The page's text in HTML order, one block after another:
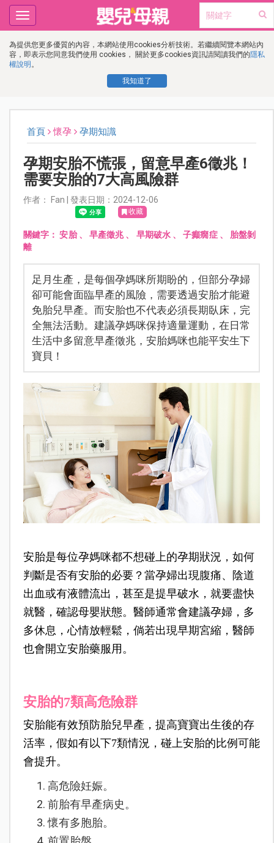
為提供您更多優質的內容，本網站使用cookies分析技術。若繼續閱覽本網站內
容，即表示您同意我們使用 cookies， 關於更多cookies資訊請閱讀我們的隱私
權說明 。
我知道了
Toggle
navigation
首頁 懷孕 孕期知識
孕期安胎不慌張，留意早產6徵兆！
需要安胎的7大高風險群
作者： Fan | 發表日期：2024-12-06
收藏
關鍵字：安胎、 早產徵兆、 早期破水、子癲癇症、 胎盤剝
離
足月生產，是每個孕媽咪所期盼的，但部分孕婦
卻可能會面臨早產的風險，需要透過安胎才能避
免胎兒早產。而安胎也不代表必須長期臥床，完
全無法活動。建議孕媽咪保持適量運動，在日常
生活中多留意早產徵兆，安胎媽咪也能平安生下
寶貝！
安胎是每位孕媽咪都不想碰上的孕期狀況，如何
判斷是否有安胎的必要？當孕婦出現腹痛、陰道
出血或有液體流出，甚至是提早破水，就要盡快
就醫，確認母嬰狀態。醫師通常會建議孕婦，多
多休息，心情放輕鬆，倘若出現早期宮縮，醫師
也會開立安胎藥服用。
安胎的7類高危險群
安胎能有效預防胎兒早產，提高寶寶出生後的存
活率，假如有以下7類情況，碰上安胎的比例可能
會提升。
高危險妊娠。
前胎有早產病史。
懷有多胞胎。